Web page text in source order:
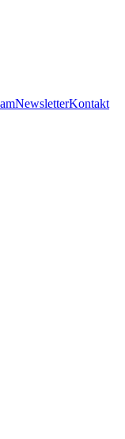
NewsletterKontakt